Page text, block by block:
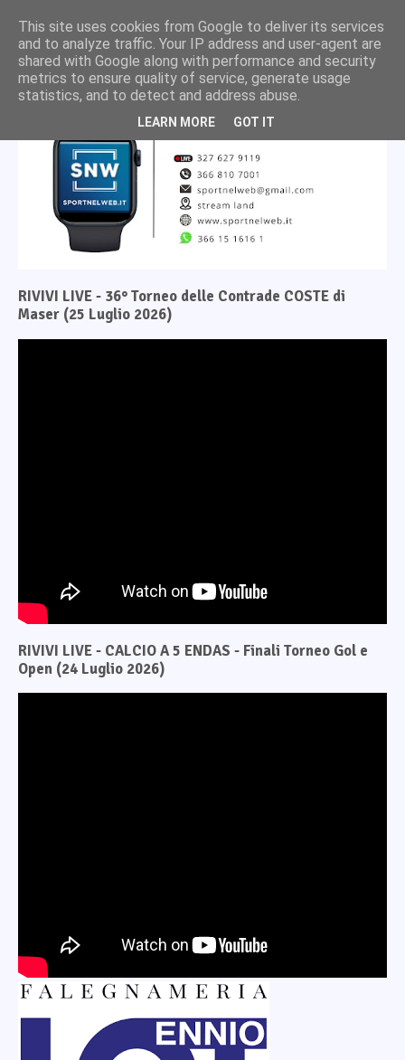
RIVIVI LIVE - 36° Torneo delle Contrade COSTE di
Maser (25 Luglio 2026)
RIVIVI LIVE - CALCIO A 5 ENDAS - Finali Torneo Gol e
Open (24 Luglio 2026)
This site uses cookies from Google to deliver its services
and to analyze traffic. Your IP address and user-agent are
shared with Google along with performance and security
metrics to ensure quality of service, generate usage
statistics, and to detect and address abuse.
LEARN MORE GOT IT